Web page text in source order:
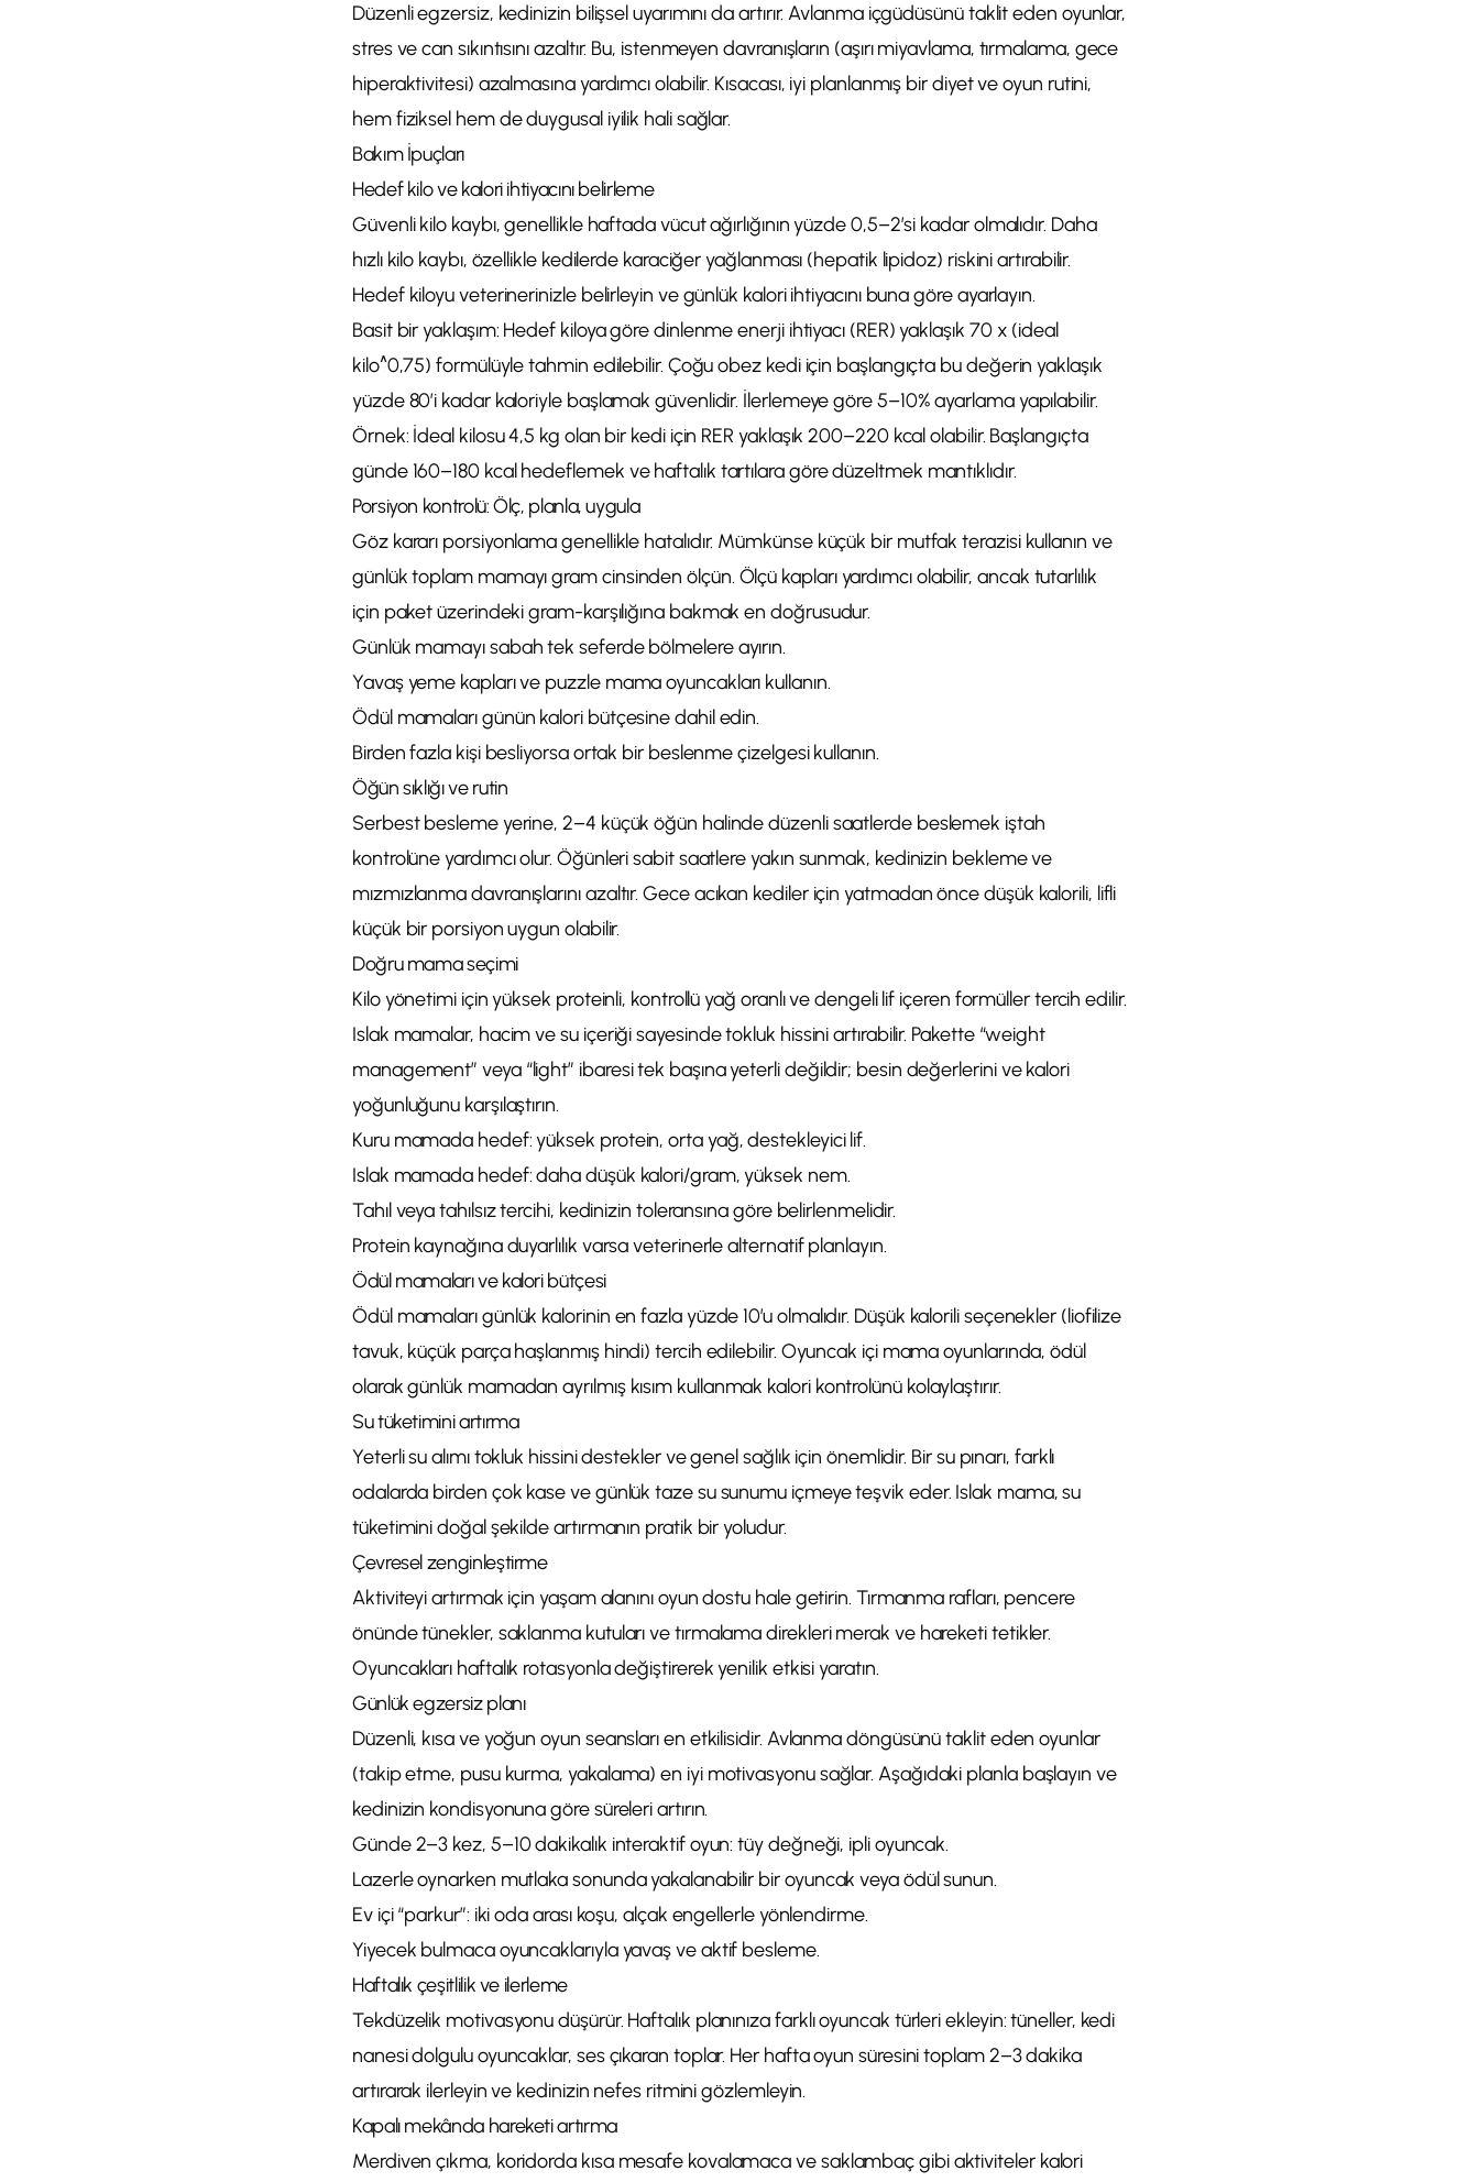
Düzenli egzersiz, kedinizin bilişsel uyarımını da artırır. Avlanma içgüdüsünü taklit eden oyunlar,
stres ve can sıkıntısını azaltır. Bu, istenmeyen davranışların (aşırı miyavlama, tırmalama, gece
hiperaktivitesi) azalmasına yardımcı olabilir. Kısacası, iyi planlanmış bir diyet ve oyun rutini,
hem fiziksel hem de duygusal iyilik hali sağlar.
Bakım İpuçları
Hedef kilo ve kalori ihtiyacını belirleme
Güvenli kilo kaybı, genellikle haftada vücut ağırlığının yüzde 0,5–2’si kadar olmalıdır. Daha
hızlı kilo kaybı, özellikle kedilerde karaciğer yağlanması (hepatik lipidoz) riskini artırabilir.
Hedef kiloyu veterinerinizle belirleyin ve günlük kalori ihtiyacını buna göre ayarlayın.
Basit bir yaklaşım: Hedef kiloya göre dinlenme enerji ihtiyacı (RER) yaklaşık 70 x (ideal
kilo^0,75) formülüyle tahmin edilebilir. Çoğu obez kedi için başlangıçta bu değerin yaklaşık
yüzde 80’i kadar kaloriyle başlamak güvenlidir. İlerlemeye göre 5–10% ayarlama yapılabilir.
Örnek: İdeal kilosu 4,5 kg olan bir kedi için RER yaklaşık 200–220 kcal olabilir. Başlangıçta
günde 160–180 kcal hedeflemek ve haftalık tartılara göre düzeltmek mantıklıdır.
Porsiyon kontrolü: Ölç, planla, uygula
Göz kararı porsiyonlama genellikle hatalıdır. Mümkünse küçük bir mutfak terazisi kullanın ve
günlük toplam mamayı gram cinsinden ölçün. Ölçü kapları yardımcı olabilir, ancak tutarlılık
için paket üzerindeki gram-karşılığına bakmak en doğrusudur.
Günlük mamayı sabah tek seferde bölmelere ayırın.
Yavaş yeme kapları ve puzzle mama oyuncakları kullanın.
Ödül mamaları günün kalori bütçesine dahil edin.
Birden fazla kişi besliyorsa ortak bir beslenme çizelgesi kullanın.
Öğün sıklığı ve rutin
Serbest besleme yerine, 2–4 küçük öğün halinde düzenli saatlerde beslemek iştah
kontrolüne yardımcı olur. Öğünleri sabit saatlere yakın sunmak, kedinizin bekleme ve
mızmızlanma davranışlarını azaltır. Gece acıkan kediler için yatmadan önce düşük kalorili, lifli
küçük bir porsiyon uygun olabilir.
Doğru mama seçimi
Kilo yönetimi için yüksek proteinli, kontrollü yağ oranlı ve dengeli lif içeren formüller tercih edilir.
Islak mamalar, hacim ve su içeriği sayesinde tokluk hissini artırabilir. Pakette “weight
management” veya “light” ibaresi tek başına yeterli değildir; besin değerlerini ve kalori
yoğunluğunu karşılaştırın.
Kuru mamada hedef: yüksek protein, orta yağ, destekleyici lif.
Islak mamada hedef: daha düşük kalori/gram, yüksek nem.
Tahıl veya tahılsız tercihi, kedinizin toleransına göre belirlenmelidir.
Protein kaynağına duyarlılık varsa veterinerle alternatif planlayın.
Ödül mamaları ve kalori bütçesi
Ödül mamaları günlük kalorinin en fazla yüzde 10’u olmalıdır. Düşük kalorili seçenekler (liofilize
tavuk, küçük parça haşlanmış hindi) tercih edilebilir. Oyuncak içi mama oyunlarında, ödül
olarak günlük mamadan ayrılmış kısım kullanmak kalori kontrolünü kolaylaştırır.
Su tüketimini artırma
Yeterli su alımı tokluk hissini destekler ve genel sağlık için önemlidir. Bir su pınarı, farklı
odalarda birden çok kase ve günlük taze su sunumu içmeye teşvik eder. Islak mama, su
tüketimini doğal şekilde artırmanın pratik bir yoludur.
Çevresel zenginleştirme
Aktiviteyi artırmak için yaşam alanını oyun dostu hale getirin. Tırmanma rafları, pencere
önünde tünekler, saklanma kutuları ve tırmalama direkleri merak ve hareketi tetikler.
Oyuncakları haftalık rotasyonla değiştirerek yenilik etkisi yaratın.
Günlük egzersiz planı
Düzenli, kısa ve yoğun oyun seansları en etkilisidir. Avlanma döngüsünü taklit eden oyunlar
(takip etme, pusu kurma, yakalama) en iyi motivasyonu sağlar. Aşağıdaki planla başlayın ve
kedinizin kondisyonuna göre süreleri artırın.
Günde 2–3 kez, 5–10 dakikalık interaktif oyun: tüy değneği, ipli oyuncak.
Lazerle oynarken mutlaka sonunda yakalanabilir bir oyuncak veya ödül sunun.
Ev içi “parkur”: iki oda arası koşu, alçak engellerle yönlendirme.
Yiyecek bulmaca oyuncaklarıyla yavaş ve aktif besleme.
Haftalık çeşitlilik ve ilerleme
Tekdüzelik motivasyonu düşürür. Haftalık planınıza farklı oyuncak türleri ekleyin: tüneller, kedi
nanesi dolgulu oyuncaklar, ses çıkaran toplar. Her hafta oyun süresini toplam 2–3 dakika
artırarak ilerleyin ve kedinizin nefes ritmini gözlemleyin.
Kapalı mekânda hareketi artırma
Merdiven çıkma, koridorda kısa mesafe kovalamaca ve saklambaç gibi aktiviteler kalori